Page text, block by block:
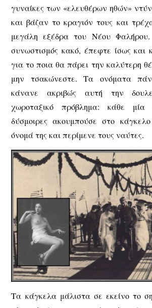
γυναίκες των «ελευθέρων ηθών»
και βάζαν το κραγιόν τους και
μεγάλη εξέδρα του Νέου Φαλήρου.
συνωστισμός κακό, έπεφτε ίσως και
για το ποια θα πάρει την καλύτερη
μην τσακώνεστε. Τα ονόματα
κάνανε ακριβώς αυτή την
χωροταξικό πρόβλημα: κάθε
δύσμοιρες ακουμπούσε στο
όνομά της και περίμενε τους ναύτες.
Τα κάγκελα μάλιστα σε εκείνο το